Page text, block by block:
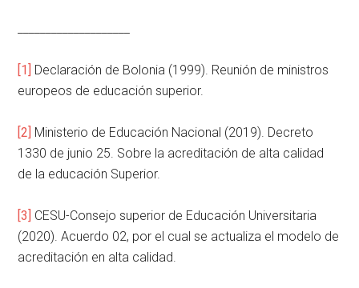
[1] Declaración de Bolonia (1999). Reunión de ministros
europeos de educación superior.
[2] Ministerio de Educación Nacional (2019). Decreto
1330 de junio 25. Sobre la acreditación de alta calidad
de la educación Superior.
[3] CESU-Consejo superior de Educación Universitaria
(2020). Acuerdo 02, por el cual se actualiza el modelo de
acreditación en alta calidad.